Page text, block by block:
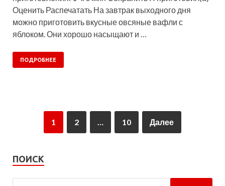
Оценить Распечатать На завтрак выходного дня
можно приготовить вкусные овсяные вафли с
яблоком. Они хорошо насыщают и …
ПОДРОБНЕЕ
1 2 10 Далее
ПОИСК